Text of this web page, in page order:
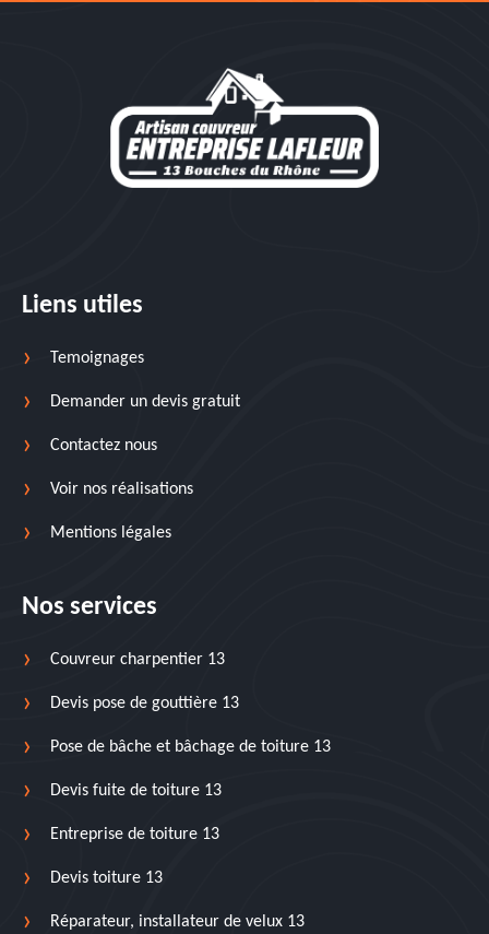
Liens utiles
Temoignages
Demander un devis gratuit
Contactez nous
Voir nos réalisations
Mentions légales
Nos services
Couvreur charpentier 13
Devis pose de gouttière 13
Pose de bâche et bâchage de toiture 13
Devis fuite de toiture 13
Entreprise de toiture 13
Devis toiture 13
Réparateur, installateur de velux 13